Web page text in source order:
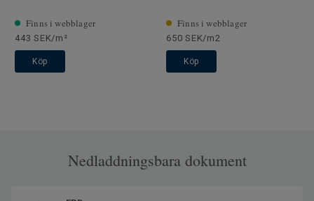
Finns i webblager
443 SEK/m²
Köp
Finns i webblager
650 SEK/m2
Köp
Nedladdningsbara dokument